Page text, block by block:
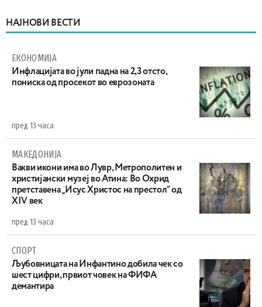
НАЈНОВИ ВЕСТИ
ЕКОНОМИЈА
Инфлацијата во јули падна на 2,3 отсто,
пониска од просекот во еврозоната
пред 13 часа
МАКЕДОНИЈА
Вакви икони има во Лувр, Метрополитен и
христијански музеј во Атина: Во Охрид
претставена „Исус Христос на престол“ од
XIV век
пред 13 часа
СПОРТ
Љубовницата на Инфантино добила чек со
шест цифри, првиот човек на ФИФА
демантира